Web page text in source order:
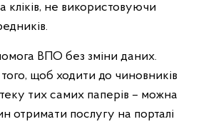
кліків, не використовуючи
ВПО без зміни даних.
щоб ходити до чиновників
тих самих паперів – можна
отримати послугу на порталі